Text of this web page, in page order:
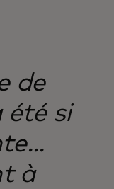
de
été si
à